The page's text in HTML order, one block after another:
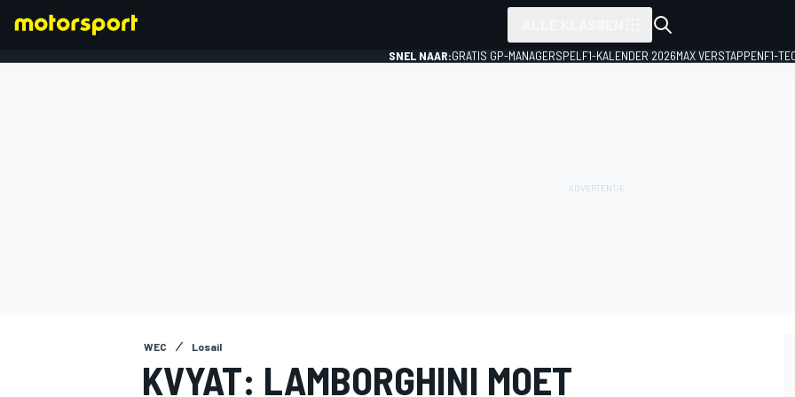
SNEL NAAR:GRATIS GP-MANAGERSPEL F1-KALENDER 2026MAX VERSTAPPENF1-
WEC Losail
KVYAT: LAMBORGHINI MOET